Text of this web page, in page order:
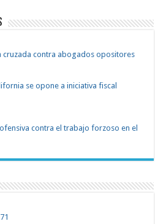
cruzada contra abogados opositores
se opone a iniciativa fiscal
contra el trabajo forzoso en el